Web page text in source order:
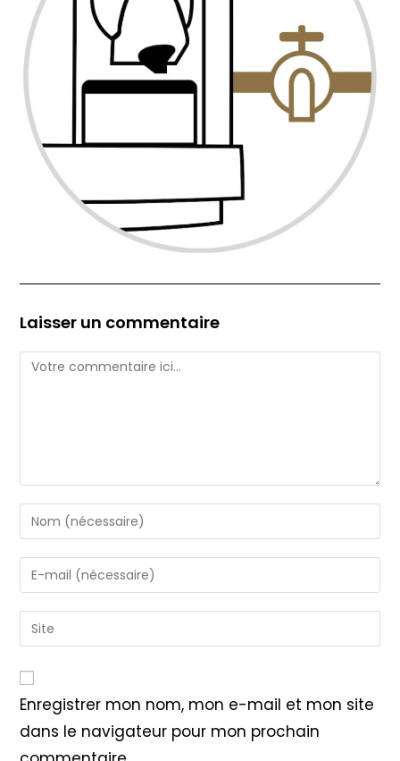
Laisser un commentaire
Comment
Enter
your
name
or
to
comment
Enter
your
email
address
Saisir
l’URL
votre
site
(facultatif)
Enregistrer mon nom, mon e-mail et mon site
dans le navigateur pour mon prochain